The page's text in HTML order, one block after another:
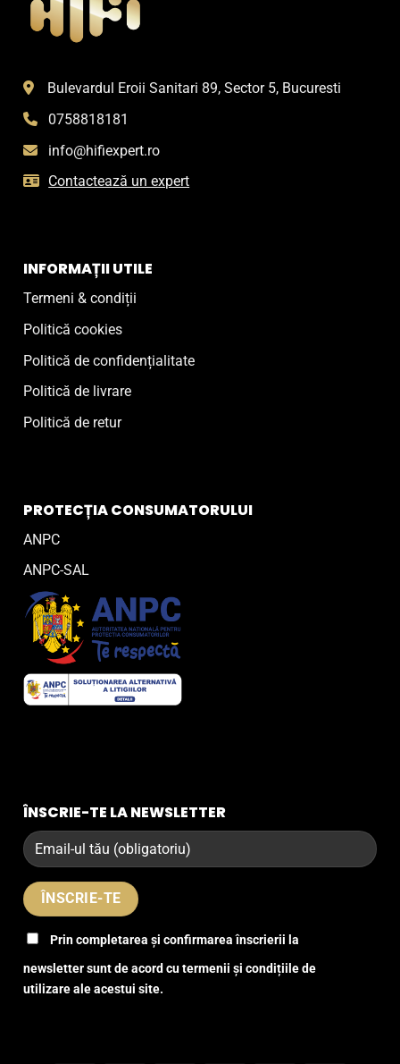
Bulevardul Eroii Sanitari 89, Sector 5, Bucuresti
0758818181
info@hifiexpert.ro
Contactează un expert
INFORMAȚII UTILE
Termeni & condiții
Politică cookies
Politică de confidențialitate
Politică de livrare
Politică de retur
PROTECȚIA CONSUMATORULUI
ANPC
ANPC-SAL
ÎNSCRIE-TE LA NEWSLETTER
Prin completarea și confirmarea înscrierii la
newsletter sunt de acord cu termenii și condițiile de
utilizare ale acestui site.